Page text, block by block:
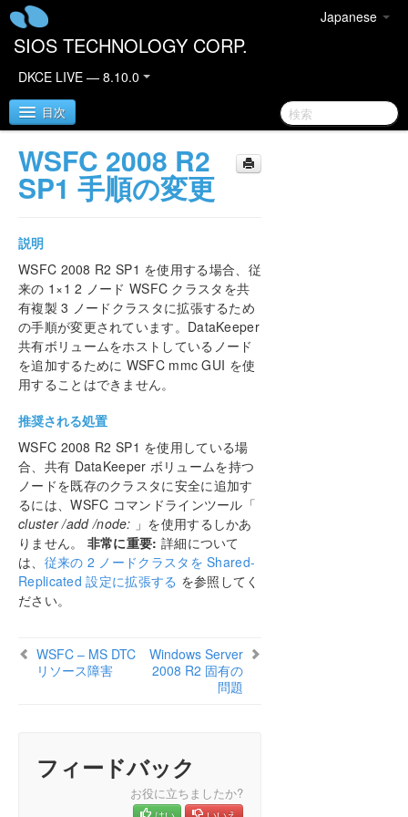
Japanese
SIOS TECHNOLOGY CORP.
DKCE LIVE — 8.10.0
目次
SIOS DataKeeper Cluster Edition
DataKeeper Cluster Edition クイックスタートガイ
ド
クラウド環境における DataKeeper Cluster Edition
DataKeeper Cluster Edition インストレーションガ
イド
DataKeeper Cluster Edition テクニカルドキュメン
ユーザインターフェース
コンポーネント
DataKeeperサービスログオンIDとパスワードの選択
レプリケーションについて
構成
DataKeeper の管理
SIOS DataKeeper で EMCMD を使用する
よくある質問
トラブルシューティング
DataKeeper for Windowsのアンチウイルスソフ
トウェアの除外リスト
ダングリングソース
WSFC 2008 R2
SP1 手順の変更
説明
WSFC 2008 R2 SP1 を使用する場合、従
来の 1×1 2 ノード WSFC クラスタを共
有複製 3 ノードクラスタに拡張するため
の手順が変更されています。DataKeeper
共有ボリュームをホストしているノード
を追加するために WSFC mmc GUI を使
用することはできません。
推奨される処置
WSFC 2008 R2 SP1 を使用している場
合、共有 DataKeeper ボリュームを持つ
ノードを既存のクラスタに安全に追加す
るには、WSFC コマンドラインツール「
cluster /add /node: 」を使用するしかあ
りません。 非常に重要: 詳細について
は、 従来の 2 ノードクラスタを Shared-
Replicated 設定に拡張する を参照してく
ださい。
WSFC – MS DTC
リソース障害
Windows Server
2008 R2 固有の
問題
フィードバック
お役に立ちましたか?